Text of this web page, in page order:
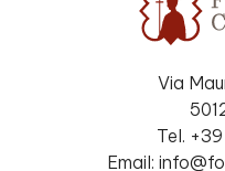
Via
Tel.
Email: